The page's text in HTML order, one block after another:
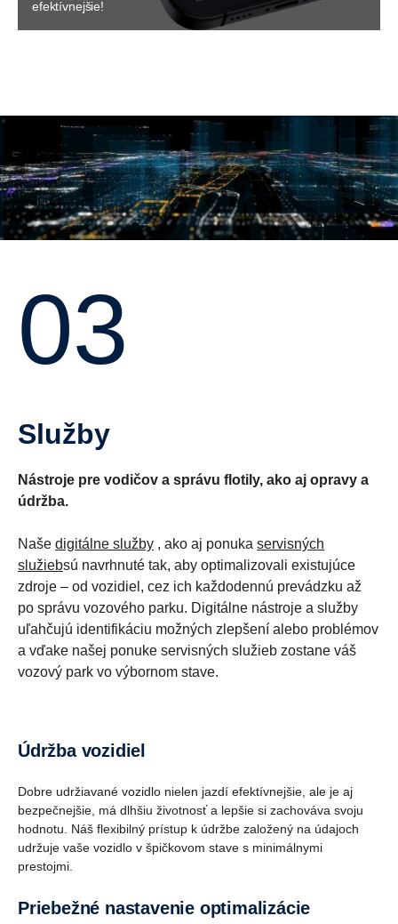
efektívnejšie!
03
Služby
Nástroje pre vodičov a správu flotily, ako aj opravy a
údržba.
Naše digitálne služby , ako aj ponuka servisných
služiebsú navrhnuté tak, aby optimalizovali existujúce
zdroje – od vozidiel, cez ich každodennú prevádzku až
po správu vozového parku. Digitálne nástroje a služby
uľahčujú identifikáciu možných zlepšení alebo problémov
a vďake našej ponuke servisných služieb zostane váš
vozový park vo výbornom stave.
Údržba vozidiel
Dobre udržiavané vozidlo nielen jazdí efektívnejšie, ale je aj
bezpečnejšie, má dlhšiu životnosť a lepšie si zachováva svoju
hodnotu. Náš flexibilný prístup k údržbe založený na údajoch
udržuje vaše vozidlo v špičkovom stave s minimálnymi
prestojmi.
Priebežné nastavenie optimalizácie